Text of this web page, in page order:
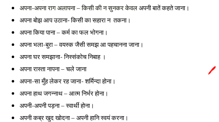
अपना-अपना राग अलापना – किसी की न सुनकर केवल अपनी बातें कहते जाना।
अपना बोझ आप उठाना- किसी का सहारा न तकना।
अपना किया पाना – कर्म का फल भोगना।
अपना भला-बुरा – वयस्क जैसी समझ आ पहचानना जाना।
अपना घर समझाना- निस्संकोच निबाह ।
अपना रास्ता नापना – चले जाना
अपना-सा मुँह लेकर रह जाना- शर्मिन्दा होना।
अपना हाथ जगन्नाथ – आत्म निर्भर होना।
अपनी-अपनी पड़ना – स्वार्थी होना।
अपनी कब्र खुद खोदना – अपनी हानि स्वयं करना।
🖊️